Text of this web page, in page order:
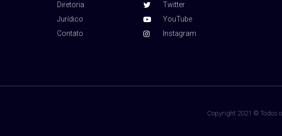
Diretoria
Jurídico
Contato
Twitter
YouTube
Instagram
Copyright 2021 © Todos